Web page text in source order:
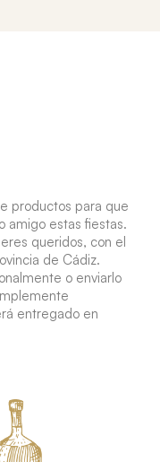
productos para que
amigo estas fiestas.
queridos, con el
de Cádiz.
o enviarlo
entregado en